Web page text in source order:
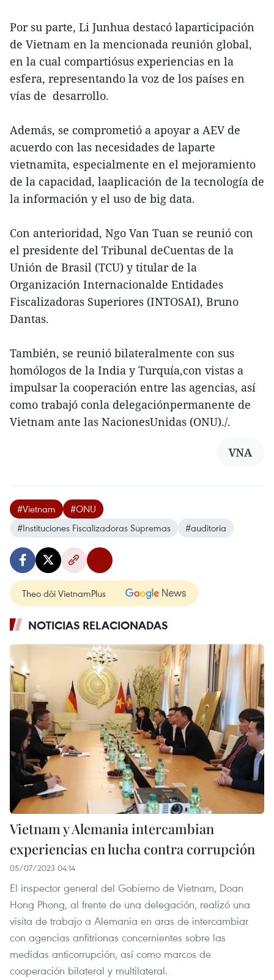
Por su parte, Li Junhua destacó laparticipación
de Vietnam en la mencionada reunión global,
en la cual compartiósus experiencias en la
esfera, representando la voz de los países en
vías de desarrollo.
Además, se comprometió a apoyar a AEV de
acuerdo con las necesidades de laparte
vietnamita, especialmente en el mejoramiento
de la capacidad, laaplicación de la tecnología de
la información y el uso de big data.
Con anterioridad, Ngo Van Tuan se reunió con
el presidente del Tribunal deCuentas de la
Unión de Brasil (TCU) y titular de la
Organización Internacionalde Entidades
Fiscalizadoras Superiores (INTOSAI), Bruno
Dantas.
También, se reunió bilateralmente con sus
homólogos de la India y Turquía,con vistas a
impulsar la cooperación entre las agencias, así
como trabajó conla delegaciónpermanente de
Vietnam ante las NacionesUnidas (ONU)./.
VNA
#Vietnam
#ONU
#Instituciones Fiscalizadoras Supremas
#auditoria
Theo dõi VietnamPlus
NOTICIAS RELACIONADAS
Vietnam y Alemania intercambian
experiencias en lucha contra corrupción
05/07/2023 04:14
El inspector general del Gobierno de Vietnam, Doan
Hong Phong, al frente de una delegación, realizó una
visita de trabajo a Alemania en aras de intercambiar
con agencias anfitrionas concernientes sobre las
medidas anticorrupción, así como marcos de
cooperación bilateral y multilateral.